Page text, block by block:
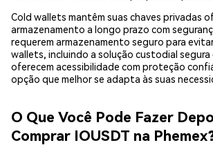
Cold wallets mantêm suas chaves privadas
armazenamento a longo prazo com
requerem armazenamento seguro para
wallets, incluindo a solução custodial segura
oferecem acessibilidade com proteção
opção que melhor se adapta às suas
O Que Você Pode Fazer
Comprar IOUSDT na